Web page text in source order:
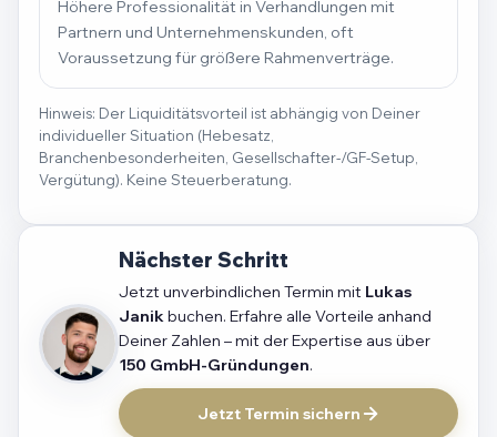
Höhere Professionalität in Verhandlungen mit
Partnern und Unternehmenskunden, oft
Voraussetzung für größere Rahmenverträge.
Hinweis: Der Liquiditätsvorteil ist abhängig von Deiner
individueller Situation (Hebesatz,
Branchenbesonderheiten, Gesellschafter-/GF-Setup,
Vergütung). Keine Steuerberatung.
Nächster Schritt
Jetzt unverbindlichen Termin mit Lukas
Janikbuchen. Erfahre alle Vorteile anhand
Deiner Zahlen – mit der Expertise aus über
150 GmbH-Gründungen.
Jetzt Termin sichern